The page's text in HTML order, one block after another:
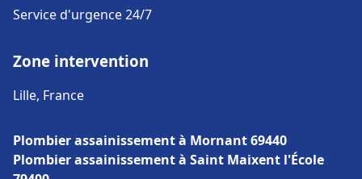
Service d'urgence 24/7
Zone intervention
Lille, France
Plombier assainissement à Mornant 69440
Plombier assainissement à Saint Maixent l'École